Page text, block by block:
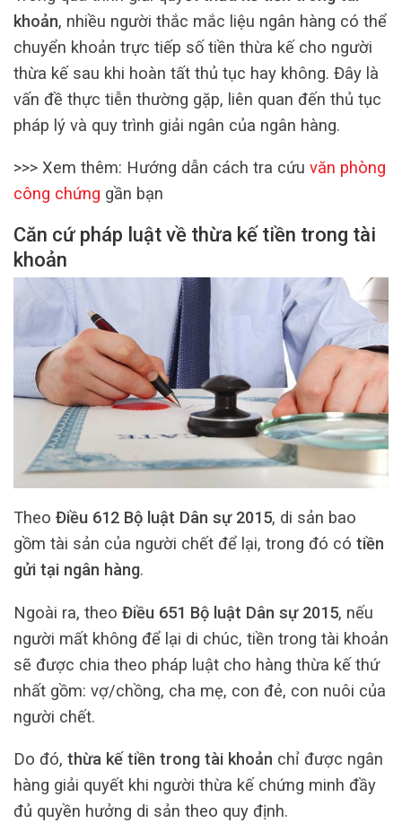
khoản, nhiều người thắc mắc liệu ngân hàng có thể
chuyển khoản trực tiếp số tiền thừa kế cho người
thừa kế sau khi hoàn tất thủ tục hay không. Đây là
vấn đề thực tiễn thường gặp, liên quan đến thủ tục
pháp lý và quy trình giải ngân của ngân hàng.
>>> Xem thêm: Hướng dẫn cách tra cứu văn phòng
công chứng gần bạn
Căn cứ pháp luật về thừa kế tiền trong tài
khoản
Theo Điều 612 Bộ luật Dân sự 2015, di sản bao
gồm tài sản của người chết để lại, trong đó có tiền
gửi tại ngân hàng.
Ngoài ra, theo Điều 651 Bộ luật Dân sự 2015, nếu
người mất không để lại di chúc, tiền trong tài khoản
sẽ được chia theo pháp luật cho hàng thừa kế thứ
nhất gồm: vợ/chồng, cha mẹ, con đẻ, con nuôi của
người chết.
Do đó, thừa kế tiền trong tài khoản chỉ được ngân
hàng giải quyết khi người thừa kế chứng minh đầy
đủ quyền hưởng di sản theo quy định.